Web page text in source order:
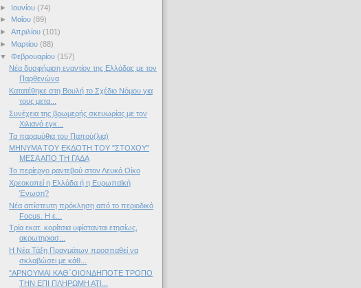
►
Ιουνίου (74)
►
Μαΐου (89)
► Απριλίου (101)
►
Μαρτίου (88)
▼ Φεβρουαρίου (157)
Νέα δυσφήμιση εναντίον της Ελλάδας με τον
Παρθενώνα
Κατατέθηκε στη Βουλή το Σχέδιο Νόμου για
τους μετα...
Συνέχεια της βρωμερής σκευωρίας με τον
Χιλιανό εγκ...
Τα παραμύθια του Παπού(λια)
ΜΗΝΥΜΑ ΤΟΥ ΕΚΔΟΤΗ ΤΟΥ "ΣΤΟΧΟΥ"
ΜΕΣΑ ΑΠΟ ΤΗ ΓΑΔΑ
Το περίεργο ραντεβού στον Λευκό Οίκο
Χρεοκοπεί η Ελλάδα ή η Ευρωπαϊκή
Ένωση?
Νέα απίστευτη πρόκληση από το περιοδικό
Focus. Η ε...
Τρία εκατ. κορίτσια υφίστανται ετησίως,
ακρωτηριασ...
Η Νέα Τάξη Πραγμάτων προσπαθεί να
σκλαβώσει με κάθ...
"ΑΡΝΟΥΜΑΙ ΚΑΘ΄ΟΙΟΝΔΗΠΟΤΕ ΤΡΟΠΟ
ΤΗΝ ΕΠΙ ΠΛΗΡΩΜΗ ΑΤΙ...